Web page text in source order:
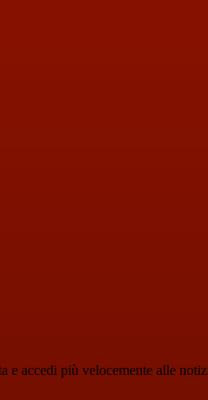
e accedi più velocemente alle